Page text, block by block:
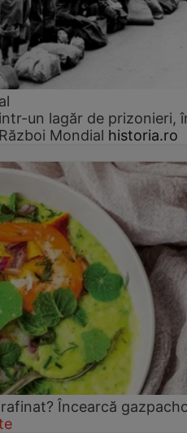
un lagăr de prizonieri,
Mondial historia.ro
Încearcă